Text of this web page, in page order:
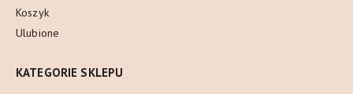
Koszyk
Ulubione
KATEGORIE SKLEPU